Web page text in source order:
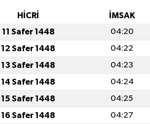
HİCRİ İMSAK
11 Safer 1448 04:20
12 Safer 1448 04:22
13 Safer 1448 04:23
14 Safer 1448 04:24
15 Safer 1448 04:25
16 Safer 1448 04:27